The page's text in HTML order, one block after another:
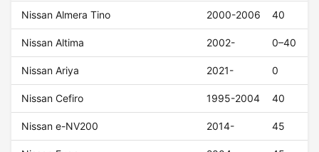
Nissan Almera Tino 2000-2006 40
Nissan Altima 2002- 0–40
Nissan Ariya 2021- 0
Nissan Cefiro 1995-2004 40
Nissan e-NV200 2014- 45